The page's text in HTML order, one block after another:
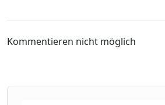
Kommentieren nicht möglich